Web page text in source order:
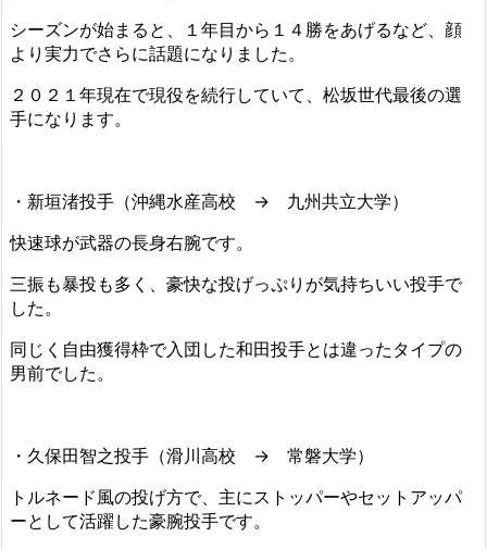
シーズンが始まると、１年目から１４勝をあげるなど、顔
より実力でさらに話題になりました。
２０２１年現在で現役を続行していて、松坂世代最後の選
手になります。
・新垣渚投手（沖縄水産高校 → 九州共立大学）
快速球が武器の長身右腕です。
三振も暴投も多く、豪快な投げっぷりが気持ちいい投手で
した。
同じく自由獲得枠で入団した和田投手とは違ったタイプの
男前でした。
・久保田智之投手（滑川高校 → 常磐大学）
トルネード風の投げ方で、主にストッパーやセットアッパ
ーとして活躍した豪腕投手です。